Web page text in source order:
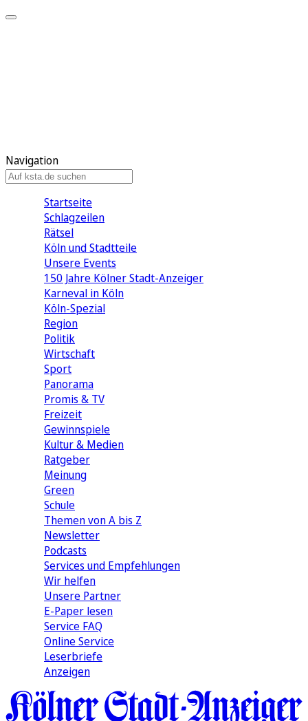
Navigation
Startseite
Schlagzeilen
Rätsel
Köln und Stadtteile
Unsere Events
150 Jahre Kölner Stadt-Anzeiger
Karneval in Köln
Köln-Spezial
Region
Politik
Wirtschaft
Sport
Panorama
Promis & TV
Freizeit
Gewinnspiele
Kultur & Medien
Ratgeber
Meinung
Green
Schule
Themen von A bis Z
Newsletter
Podcasts
Services und Empfehlungen
Wir helfen
Unsere Partner
E-Paper lesen
Service FAQ
Online Service
Leserbriefe
Anzeigen